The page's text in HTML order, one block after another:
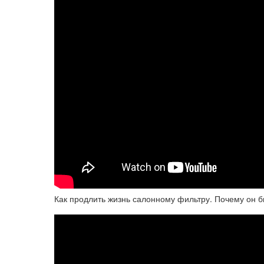
Как продлить жизнь салонному фильтру. Почему он